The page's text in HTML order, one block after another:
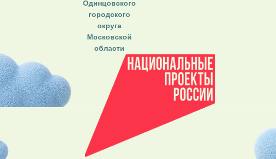
Одинцовского
городского
округа
Московской
области